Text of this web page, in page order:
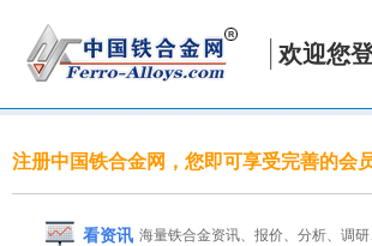
欢迎您
注册中国铁合金网，您即可享受完善的会
看资讯 海量铁合金资讯、报价、分析、调研